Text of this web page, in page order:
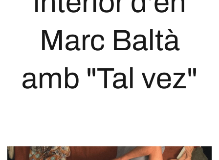
Marc Baltà
amb "Tal vez"